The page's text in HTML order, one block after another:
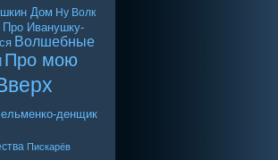
Дом Ну Волк
Про Иванушку-
Волшебные
Про мою
денщик
Пискарёв